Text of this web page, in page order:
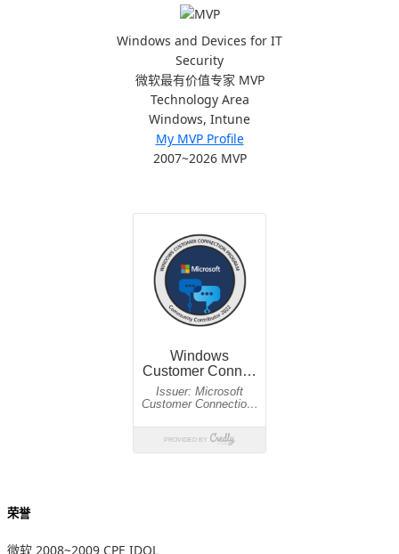
Windows and Devices for IT
Security
微软最有价值专家 MVP
Technology Area
Windows, Intune
My MVP Profile
2007~2026 MVP
荣誉
微软 2008~2009 CPE IDOL